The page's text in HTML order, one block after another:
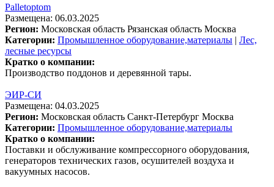
Palletoptom
Размещена: 06.03.2025
Регион: Московская область Рязанская область Москва
Категории: Промышленное оборудование,материалы | Лес,
лесные ресурсы
Кратко о компании:
Производство поддонов и деревянной тары.
ЭИР-СИ
Размещена: 04.03.2025
Регион: Московская область Санкт-Петербург Москва
Категории: Промышленное оборудование,материалы
Кратко о компании:
Поставки и обслуживание компрессорного оборудования,
генераторов технических газов, осушителей воздуха и
вакуумных насосов.